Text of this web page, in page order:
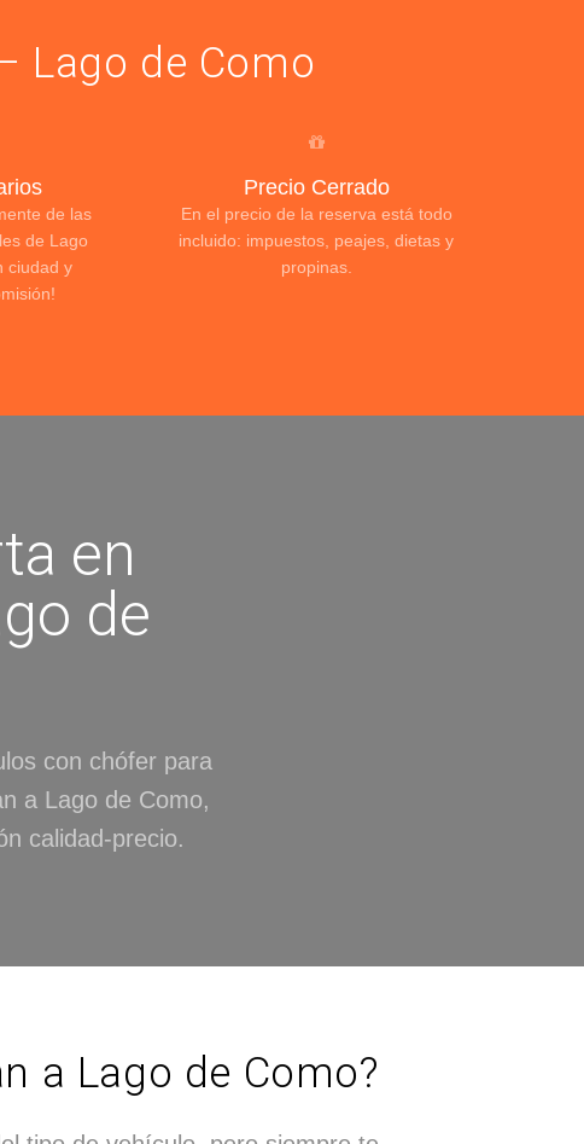
Lago de Como
de las
de Lago
ciudad y
Precio Cerrado
En el precio de la reserva está todo
incluido: impuestos, peajes, dietas y
propinas.
en
de
con chófer para
a Lago de Como,
calidad-precio.
a Lago de Como?